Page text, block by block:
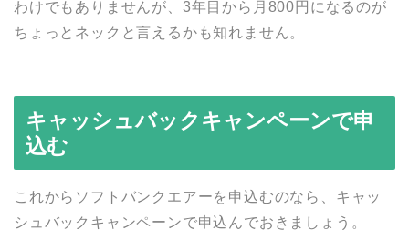
わけでもありませんが、3年目から月800円になるのが
ちょっとネックと言えるかも知れません。
キャッシュバックキャンペーンで申
込む
これからソフトバンクエアーを申込むのなら、キャッ
シュバックキャンペーンで申込んでおきましょう。